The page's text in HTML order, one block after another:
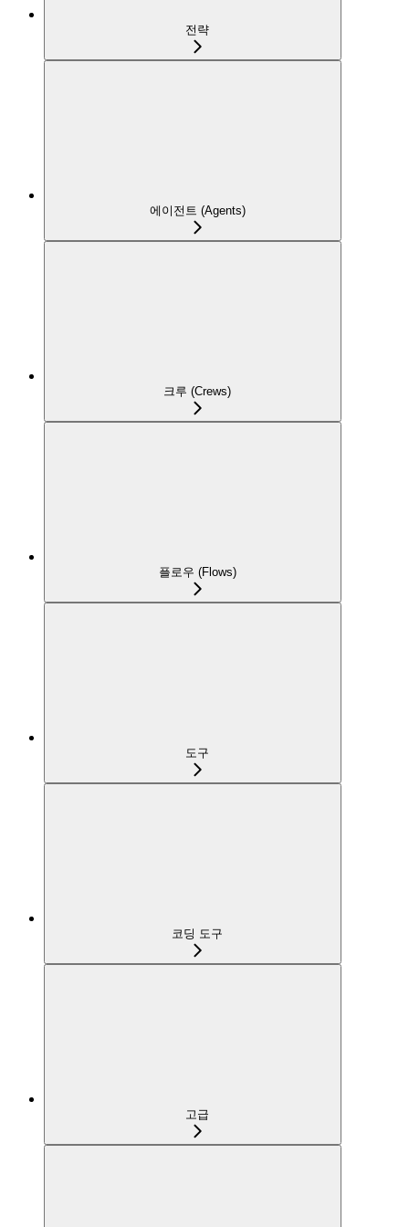
전략
에이전트 (Agents)
크루 (Crews)
플로우 (Flows)
도구
코딩 도구
고급